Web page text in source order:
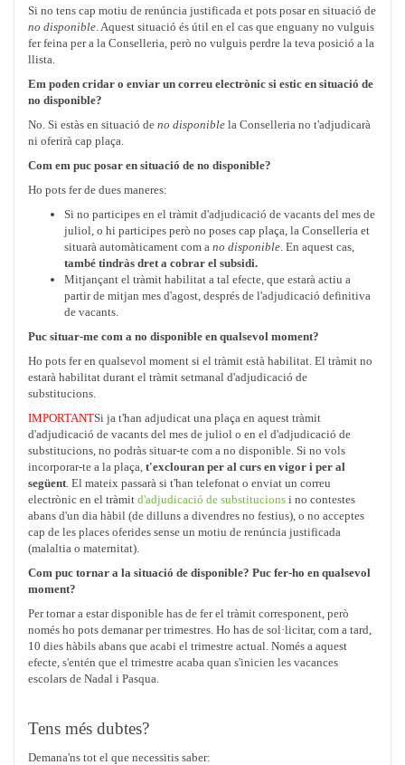
Si no tens cap motiu de renúncia justificada et pots posar en situació de
no disponible. Aquest situació és útil en el cas que enguany no vulguis
fer feina per a la Conselleria, però no vulguis perdre la teva posició a la
llista.
Em poden cridar o enviar un correu electrònic si estic en situació de
no disponible?
No. Si estàs en situació de no disponible la Conselleria no t'adjudicarà
ni oferirà cap plaça.
Com em puc posar en situació de no disponible?
Ho pots fer de dues maneres:
Si no participes en el tràmit d'adjudicació de vacants del mes de
juliol, o hi participes però no poses cap plaça, la Conselleria et
situarà automàticament com a no disponible. En aquest cas,
també tindràs dret a cobrar el subsidi.
Mitjançant el tràmit habilitat a tal efecte, que estarà actiu a
partir de mitjan mes d'agost, després de l'adjudicació definitiva
de vacants.
Puc situar-me com a no disponible en qualsevol moment?
Ho pots fer en qualsevol moment si el tràmit està habilitat. El tràmit no
estarà habilitat durant el tràmit setmanal d'adjudicació de
substitucions.
IMPORTANTSi ja t'han adjudicat una plaça en aquest tràmit
d'adjudicació de vacants del mes de juliol o en el d'adjudicació de
substitucions, no podràs situar-te com a no disponible. Si no vols
incorporar-te a la plaça, t'exclouran per al curs en vigor i per al
següent. El mateix passarà si t'han telefonat o enviat un correu
electrònic en el tràmit d'adjudicació de substitucions i no contestes
abans d'un dia hàbil (de dilluns a divendres no festius), o no acceptes
cap de les places oferides sense un motiu de renúncia justificada
(malaltia o maternitat).
Com puc tornar a la situació de disponible? Puc fer-ho en qualsevol
moment?
Per tornar a estar disponible has de fer el tràmit corresponent, però
només ho pots demanar per trimestres. Ho has de sol·licitar, com a tard,
10 dies hàbils abans que acabi el trimestre actual. Només a aquest
efecte, s'entén que el trimestre acaba quan s'inicien les vacances
escolars de Nadal i Pasqua.
Tens més dubtes?
Demana'ns tot el que necessitis saber: